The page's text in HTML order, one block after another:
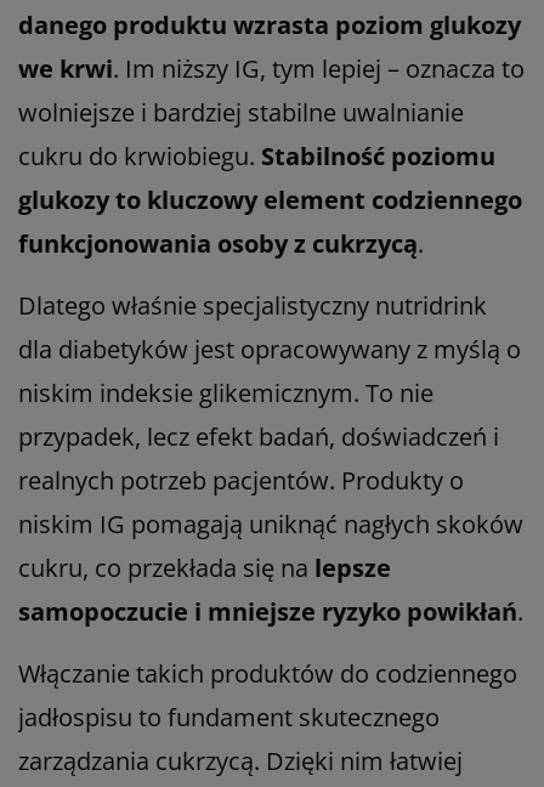
danego produktu wzrasta poziom glukozy
we krwi. Im niższy IG, tym lepiej – oznacza to
wolniejsze i bardziej stabilne uwalnianie
cukru do krwiobiegu. Stabilność poziomu
glukozy to kluczowy element codziennego
funkcjonowania osoby z cukrzycą.
Dlatego właśnie specjalistyczny nutridrink
dla diabetyków jest opracowywany z myślą o
niskim indeksie glikemicznym. To nie
przypadek, lecz efekt badań, doświadczeń i
realnych potrzeb pacjentów. Produkty o
niskim IG pomagają uniknąć nagłych skoków
cukru, co przekłada się na lepsze
samopoczucie i mniejsze ryzyko powikłań.
Włączanie takich produktów do codziennego
jadłospisu to fundament skutecznego
zarządzania cukrzycą. Dzięki nim łatwiej